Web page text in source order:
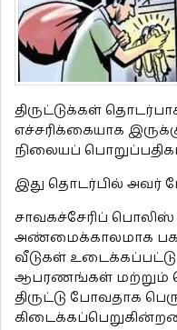
திருட்டுக்கள்
எச்சரிக்கையாக
நிலையப்
இது தொடர்பில் அவர்
சாவகச்சேரிப் பொலிஸ்
அண்மைக்காலமாக
வீடுகள்
ஆபரணங்கள் மற்றும்
திருட்டு போவதாக